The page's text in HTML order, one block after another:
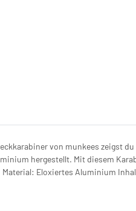
von munkees zeigst
hergestellt. Mit diesem
Eloxiertes Aluminium